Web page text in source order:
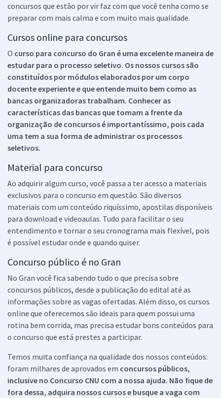
concursos que estão por vir faz com que você tenha como se
preparar com mais calma e com muito mais qualidade.
Cursos online para concursos
O curso para concurso do Gran é uma excelente maneira de
estudar para o processo seletivo. Os nossos cursos são
constituídos por módulos elaborados por um corpo
docente experiente e que entende muito bem como as
bancas organizadoras trabalham. Conhecer as
características das bancas que tomam a frente da
organização de concursos é importantíssimo, pois cada
uma tem a sua forma de administrar os processos
seletivos.
Material para concurso
Ao adquirir algum curso, você passa a ter acesso a materiais
exclusivos para o concurso em questão. São diversos
materiais com um conteúdo riquíssimo, apostilas disponíveis
para download e videoaulas. Tudo para facilitar o seu
entendimento e tornar o seu cronograma mais flexível, pois
é possível estudar onde e quando quiser.
Concurso público é no Gran
No Gran você fica sabendo tudo o que precisa sobre
concursos públicos, desde a publicação do edital até as
informações sobre as vagas ofertadas. Além disso, os cursos
online que oferecemos são ideais para quem possui uma
rotina bem corrida, mas precisa estudar bons conteúdos para
o concurso que está prestes a participar.
Temos muita confiança na qualidade dos nossos conteúdos:
foram milhares de aprovados em concursos públicos,
inclusive no Concurso CNU com a nossa ajuda. Não fique de
fora dessa, adquira nossos cursos e busque a vaga com